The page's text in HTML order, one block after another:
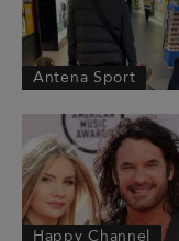
Antena Sport
Happy Channel